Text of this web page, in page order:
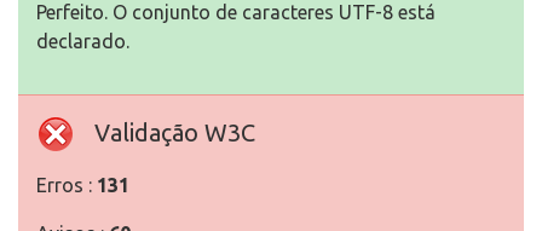
Perfeito. O conjunto de caracteres UTF-8 está
declarado.
Validação W3C
Erros : 131